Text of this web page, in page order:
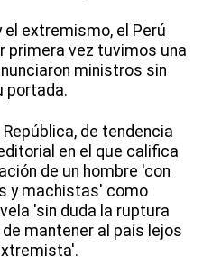
el extremismo, el Perú
primera vez tuvimos una
ministros sin
portada.
de tendencia
en el que califica
de un hombre 'con
y machistas' como
'sin duda la ruptura
mantener al país lejos